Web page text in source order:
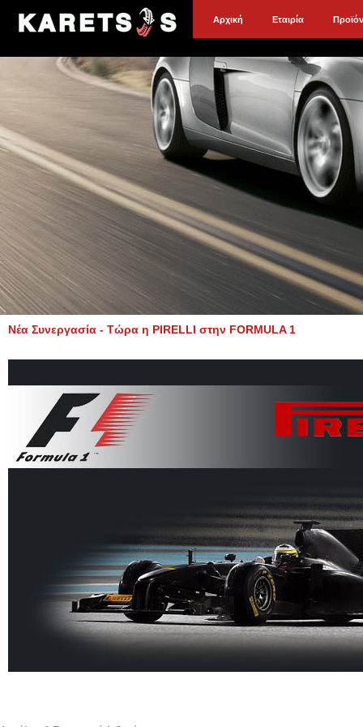
Αρχική Εταιρία
Νέα Συνεργασία - Τώρα η PIRELLI στην FORMULA 1